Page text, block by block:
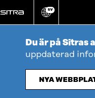
direkt
till
Ändra
språk
SV
Du är på Sitras
uppdaterad
NYA